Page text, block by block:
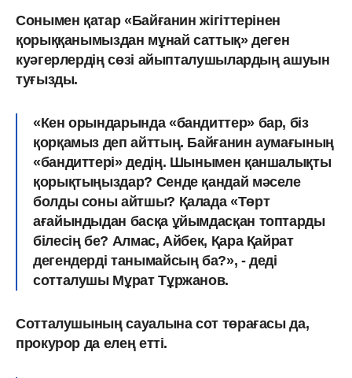
Сонымен қатар «Байғанин жігіттерінен
қорыққанымыздан мұнай саттық» деген
куәгерлердің сөзі айыпталушылардың ашуын
туғызды.
«Кен орындарында «бандиттер» бар, біз
қорқамыз деп айттың. Байғанин аумағының
«бандиттері» дедің. Шынымен қаншалықты
қорықтыңыздар? Сенде қандай мәселе
болды соны айтшы? Қалада «Төрт
ағайындыдан басқа ұйымдасқан топтарды
білесің бе? Алмас, Айбек, Қара Қайрат
дегендерді танымайсың ба?», - деді
сотталушы Мұрат Тұржанов.
Сотталушының сауалына сот төрағасы да,
прокурор да елең етті.